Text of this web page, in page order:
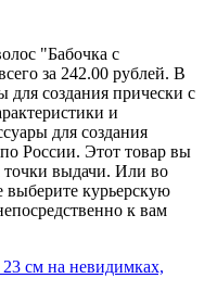
"Бабочка с
за 242.00 рублей. В
для создания прически с
и
для создания
России. Этот товар вы
точки выдачи. Или во
выберите курьерскую
к вам
23 см на невидимках,